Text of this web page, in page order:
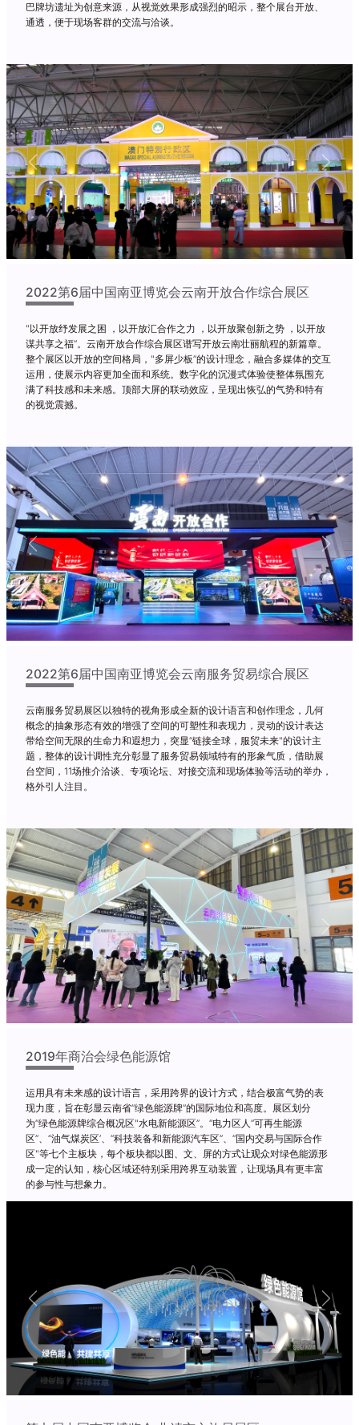
巴牌坊遗址为创意来源，从视觉效果形成强烈的昭示，整个展台开放、
通透，便于现场客群的交流与洽谈。
Previous Next
2022第6届中国南亚博览会云南开放合作综合展区
"以开放纾发展之困 ，以开放汇合作之力 ，以开放聚创新之势 ，以开放
谋共享之福”。云南开放合作综合展区谱写开放云南壮丽航程的新篇章。
整个展区以开放的空间格局，"多屏少板”的设计理念，融合多媒体的交互
运用，使展示内容更加全面和系统。数字化的沉漫式体验使整体氛围充
满了科技感和未来感。顶部大屏的联动效应，呈现出恢弘的气势和特有
的视觉震撼。
Previous Next
2022第6届中国南亚博览会云南服务贸易综合展区
云南服务贸易展区以独特的视角形成全新的设计语言和创作理念，几何
概念的抽象形态有效的增强了空间的可塑性和表现力，灵动的设计表达
带给空间无限的生命力和遐想力，突显“链接全球，服贸未来"的设计主
题，整体的设计调性充分彰显了服务贸易领域特有的形象气质，借助展
台空间，11场推介洽谈、专项论坛、对接交流和现场体验等活动的举办，
格外引人注目。
Previous Next
2019年商治会绿色能源馆
运用具有未来感的设计语言，采用跨界的设计方式，结合极富气势的表
现力度，旨在彰显云南省“绿色能源牌”的国际地位和高度。展区划分
为“绿色能源牌综合概况区"水电新能源区”。“电力区人“可再生能源
区”、“油气煤炭区’、“科技装备和新能源汽车区”、“国内交易与国际合作
区"等七个主板块，每个板块都以图、文、屏的方式让观众对绿色能源形
成一定的认知，核心区域还特别采用跨界互动装置，让现场具有更丰富
的参与性与想象力。
Previous Next